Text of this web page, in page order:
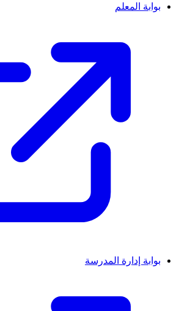
بوابة المعلم
بوابة إدارة المدرسة